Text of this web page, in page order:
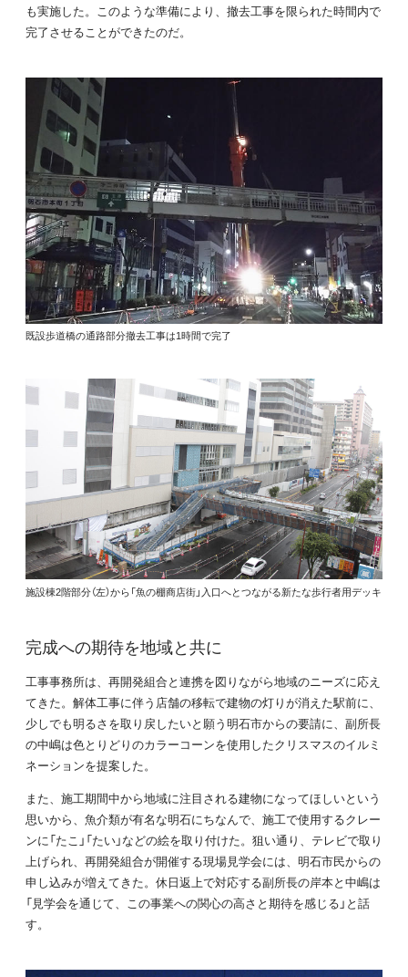
も実施した。このような準備により、撤去工事を限られた時間内で
完了させることができたのだ。
既設歩道橋の通路部分撤去工事は1時間で完了
施設棟2階部分（左）から「魚の棚商店街」入口へとつながる新たな歩行者用デッキ
完成への期待を地域と共に
工事事務所は、再開発組合と連携を図りながら地域のニーズに応え
てきた。解体工事に伴う店舗の移転で建物の灯りが消えた駅前に、
少しでも明るさを取り戻したいと願う明石市からの要請に、副所長
の中嶋は色とりどりのカラーコーンを使用したクリスマスのイルミ
ネーションを提案した。
また、施工期間中から地域に注目される建物になってほしいという
思いから、魚介類が有名な明石にちなんで、施工で使用するクレー
ンに「たこ」「たい」などの絵を取り付けた。狙い通り、テレビで取り
上げられ、再開発組合が開催する現場見学会には、明石市民からの
申し込みが増えてきた。休日返上で対応する副所長の岸本と中嶋は
「見学会を通じて、この事業への関心の高さと期待を感じる」と話
す。